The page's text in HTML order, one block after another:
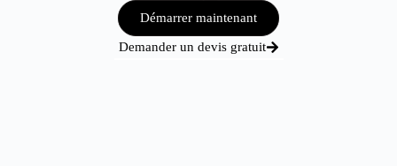
Démarrer maintenant
Demander un devis gratuit